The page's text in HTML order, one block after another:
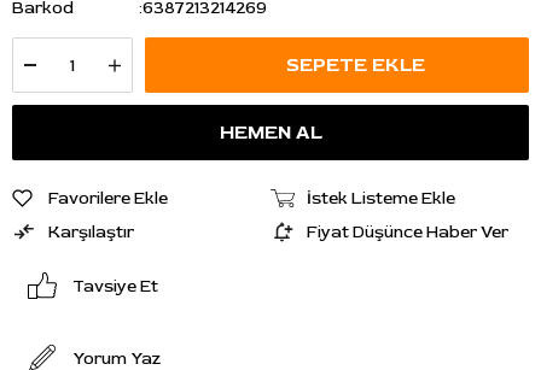
Barkod :6387213214269
Favorilere Ekle
İstek Listeme Ekle
Karşılaştır
Fiyat Düşünce Haber Ver
Tavsiye Et
Yorum Yaz